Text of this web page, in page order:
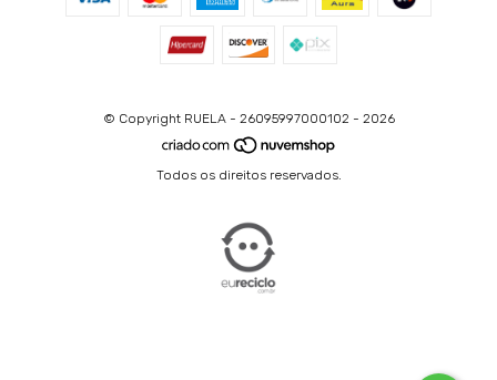
© Copyright RUELA - 26095997000102 - 2026
Todos os direitos reservados.